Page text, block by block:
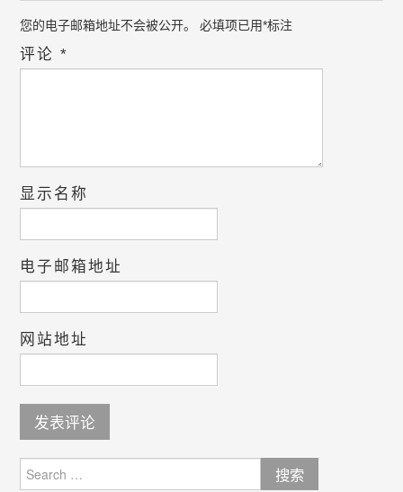
您的电子邮箱地址不会被公开。 必填项已用*标注
评论*
显示名称
电子邮箱地址
网站地址
for: